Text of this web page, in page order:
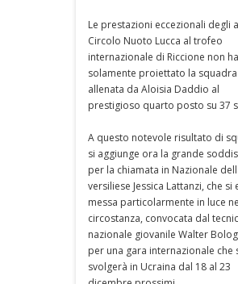
Le prestazioni eccezionali degli
Circolo Nuoto Lucca al trofeo
internazionale di Riccione non
solamente proiettato la squadra
allenata da Aloisia Daddio al
prestigioso quarto posto su 37
A questo notevole risultato di
si aggiunge ora la grande
per la chiamata in Nazionale
versiliese Jessica Lattanzi, che si
messa particolarmente in luce
circostanza, convocata dal
nazionale giovanile Walter
per una gara internazionale che
svolgerà in Ucraina dal 18 al 23